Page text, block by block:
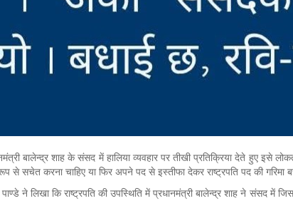
बालेन्द्र शाह के संसद में हालिया व्यवहार पर तीखी प्रतिक्रिया देते हुए इसे
से सचेत करना चाहिए या फिर अपने पद से इस्तीफा देकर राष्ट्रपति पद की गरिमा
ने लिखा कि राष्ट्रपति की उपस्थिति में प्रधानमंत्री बालेन्द्र शाह ने संसद में